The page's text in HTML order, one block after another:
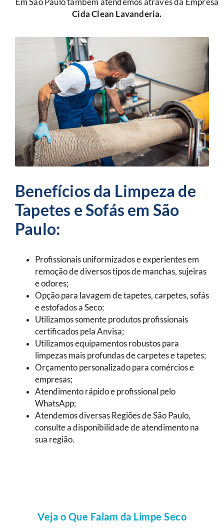
Em São Paulo também atendemos através da Empresa
Cida Clean Lavanderia.
Benefícios da Limpeza de
Tapetes e Sofás em São
Paulo:
Profissionais uniformizados e experientes em
remoção de diversos tipos de manchas, sujeiras
e odores;
Opção para lavagem de tapetes, carpetes, sofás
e estofados a Seco;
Utilizamos somente produtos profissionais
certificados pela Anvisa;
Utilizamos equipamentos robustos para
limpezas mais profundas de carpetes e tapetes;
Orçamento personalizado para comércios e
empresas;
Atendimento rápido e profissional pelo
WhatsApp;
Atendemos diversas Regiões de São Paulo,
consulte a disponibilidade de atendimento na
sua região.
Veja o Que Falam da Limpe Seco